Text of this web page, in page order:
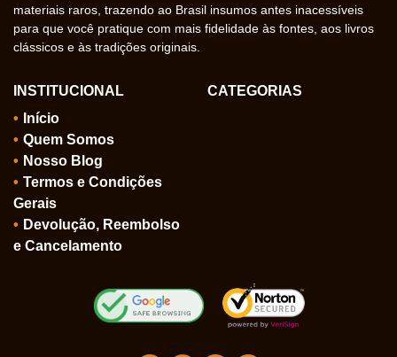
materiais raros, trazendo ao Brasil insumos antes inacessíveis
para que você pratique com mais fidelidade às fontes, aos livros
clássicos e às tradições originais.
INSTITUCIONAL
Início
Quem Somos
Nosso Blog
Termos e Condições
Gerais
Devolução, Reembolso
e Cancelamento
CATEGORIAS